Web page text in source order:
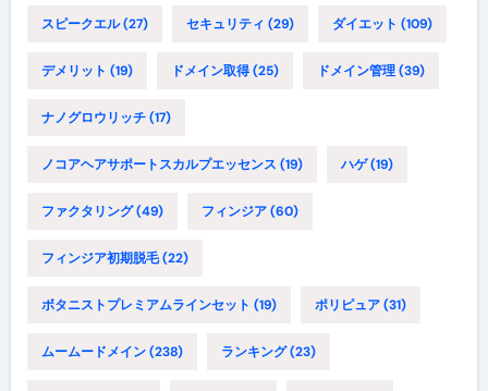
スピークエル(27) セキュリティ (29) ダイエット (109)
デメリット (19) ドメイン取得(25) ドメイン管理(39)
ナノグロウリッチ(17)
ノコアヘアサポートスカルプエッセンス (19) ハゲ(19)
ファクタリング(49) フィンジア(60)
フィンジア初期脱毛(22)
ボタニストプレミアムラインセット (19) ポリピュア(31)
ムームードメイン(238) ランキング(23)